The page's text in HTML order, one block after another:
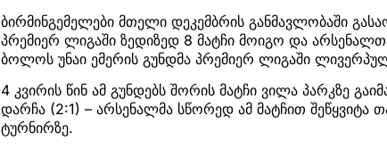
ბირმინგემელები მთელი დეკემბრის განმავლობაში
პრემიერ ლიგაში ზედიზედ 8 მატჩი მოიგო და
ბოლოს უნაი ემერის გუნდმა პრემიერ ლიგაში
4 კვირის წინ ამ გუნდებს შორის მატჩი ვილა პარკზე
დარჩა (2:1) – არსენალმა სწორედ ამ მატჩით შეწყვიტა
ტურნირზე.